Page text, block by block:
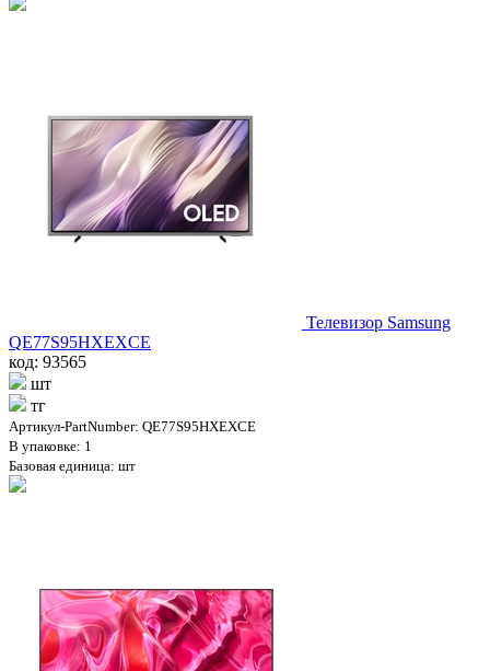
Телевизор Samsung
QE77S95HXEXCE
код: 93565
шт
тг
Артикул-PartNumber: QE77S95HXEXCE
В упаковке: 1
Базовая единица: шт